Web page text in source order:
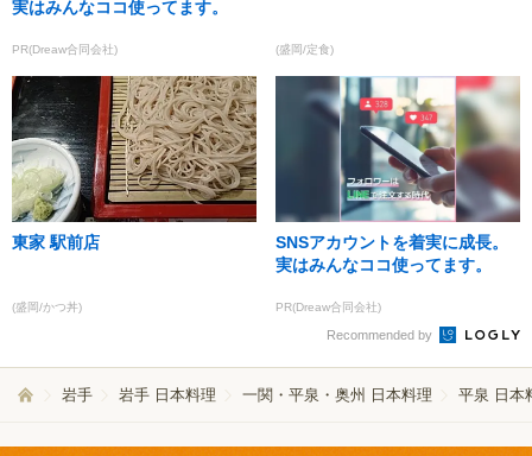
実はみんなココ使ってます。
PR(Dreaw合同会社) (盛岡/定食)
東家 駅前店
(盛岡/かつ丼)
SNSアカウントを着実に成長。
実はみんなココ使ってます。
PR(Dreaw合同会社)
Recommended by
岩手 岩手 日本料理 一関・平泉・奥州 日本料理 平泉 日本